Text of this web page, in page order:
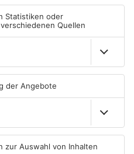
AB: Aktion "Bewegung im
Park" startet
01.08.2026, 08:28 UHR IN